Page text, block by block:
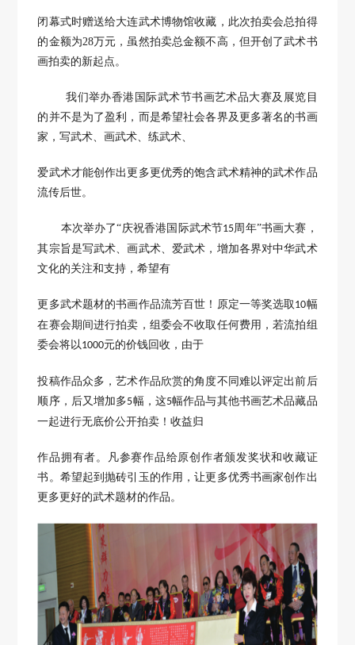
闭幕式时赠送给大连武术博物馆收藏，此次拍卖会总拍得
的金额为28万元，虽然拍卖总金额不高，但开创了武术书
画拍卖的新起点。
我们举办香港国际武术节书画艺术品大赛及展览目
的并不是为了盈利，而是希望社会各界及更多著名的书画
家，写武术、画武术、练武术、
爱武术才能创作出更多更优秀的饱含武术精神的武术作品
流传后世。
本次举办了“庆祝香港国际武术节15 周年”书画大赛，
其宗旨是写武术、画武术、爱武术，增加各界对中华武术
文化的关注和支持，希望有
更多武术题材的书画作品流芳百世！原定一等奖选取 10幅
在赛会期间进行拍卖，组委会不收取任何费用，若流拍组
委会将以 1000元的价钱回收，由于
投稿作品众多，艺术作品欣赏的角度不同难以评定出前后
顺序，后又增加多5幅，这5幅作品与其他书画艺术品藏品
一起进行无底价公开拍卖！收益归
作品拥有者。凡参赛作品给原创作者颁发奖状和收藏证
书。希望起到抛砖引玉的作用，让更多优秀书画家创作出
更多更好的武术题材的作品。